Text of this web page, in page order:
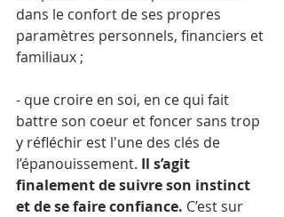
dans le confort de ses propres
paramètres personnels, financiers et
familiaux ;
- que croire en soi, en ce qui fait
battre son coeur et foncer sans trop
y réfléchir est l'une des clés de
l’épanouissement. Il s’agit
finalement de suivre son instinct
et de se faire confiance. C’est sur